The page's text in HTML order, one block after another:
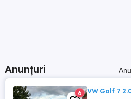
Anunțuri
6 VW Golf 7